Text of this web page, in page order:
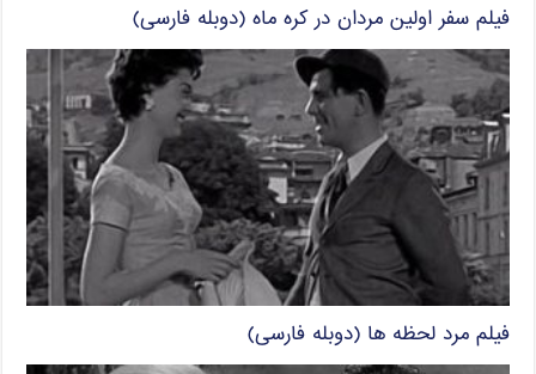
فیلم سفر اولین مردان در کره ماه (دوبله فارسی)
فیلم مرد لحظه ها (دوبله فارسی)